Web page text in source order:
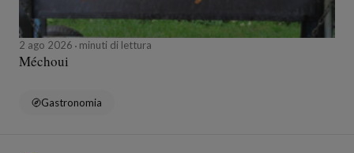
2 ago 2026 minuti di lettura
Méchoui
Gastronomia